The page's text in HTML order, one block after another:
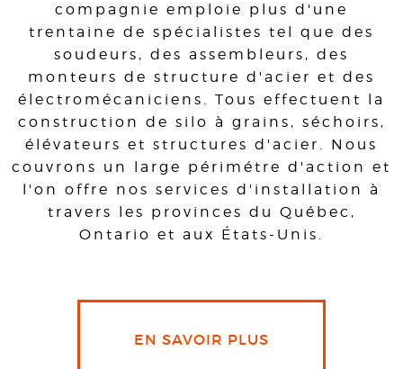
compagnie emploie plus d'une
trentaine de spécialistes tel que des
soudeurs, des assembleurs, des
monteurs de structure d'acier et des
électromécaniciens. Tous effectuent la
construction de silo à grains, séchoirs,
élévateurs et structures d'acier. Nous
couvrons un large périmétre d'action et
l'on offre nos services d'installation à
travers les provinces du Québec,
Ontario et aux États-Unis.
EN SAVOIR PLUS